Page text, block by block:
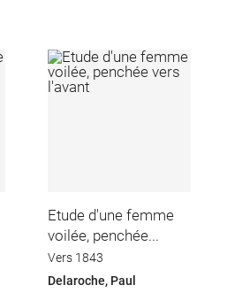
Etude d'une femme
voilée, penchée...
Vers 1843
Delaroche, Paul